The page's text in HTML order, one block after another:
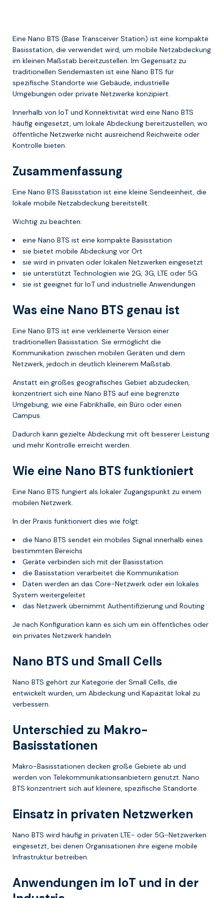
Eine Nano BTS (Base Transceiver Station) ist eine kompakte
Basisstation, die verwendet wird, um mobile Netzabdeckung
im kleinen Maßstab bereitzustellen. Im Gegensatz zu
traditionellen Sendemasten ist eine Nano BTS für
spezifische Standorte wie Gebäude, industrielle
Umgebungen oder private Netzwerke konzipiert.
Innerhalb von IoT und Konnektivität wird eine Nano BTS
häufig eingesetzt, um lokale Abdeckung bereitzustellen, wo
öffentliche Netzwerke nicht ausreichend Reichweite oder
Kontrolle bieten.
Zusammenfassung
Eine Nano BTS Basisstation ist eine kleine Sendeeinheit, die
lokale mobile Netzabdeckung bereitstellt.
Wichtig zu beachten:
eine Nano BTS ist eine kompakte Basisstation
sie bietet mobile Abdeckung vor Ort
sie wird in privaten oder lokalen Netzwerken eingesetzt
sie unterstützt Technologien wie 2G, 3G, LTE oder 5G
sie ist geeignet für IoT und industrielle Anwendungen
Was eine Nano BTS genau ist
Eine Nano BTS ist eine verkleinerte Version einer
traditionellen Basisstation. Sie ermöglicht die
Kommunikation zwischen mobilen Geräten und dem
Netzwerk, jedoch in deutlich kleinerem Maßstab.
Anstatt ein großes geografisches Gebiet abzudecken,
konzentriert sich eine Nano BTS auf eine begrenzte
Umgebung, wie eine Fabrikhalle, ein Büro oder einen
Campus.
Dadurch kann gezielte Abdeckung mit oft besserer Leistung
und mehr Kontrolle erreicht werden.
Wie eine Nano BTS funktioniert
Eine Nano BTS fungiert als lokaler Zugangspunkt zu einem
mobilen Netzwerk.
In der Praxis funktioniert dies wie folgt:
die Nano BTS sendet ein mobiles Signal innerhalb eines
bestimmten Bereichs
Geräte verbinden sich mit der Basisstation
die Basisstation verarbeitet die Kommunikation
Daten werden an das Core-Netzwerk oder ein lokales
System weitergeleitet
das Netzwerk übernimmt Authentifizierung und Routing
Je nach Konfiguration kann es sich um ein öffentliches oder
ein privates Netzwerk handeln.
Nano BTS und Small Cells
Nano BTS gehört zur Kategorie der Small Cells, die
entwickelt wurden, um Abdeckung und Kapazität lokal zu
verbessern.
Unterschied zu Makro-
Basisstationen
Makro-Basisstationen decken große Gebiete ab und
werden von Telekommunikationsanbietern genutzt. Nano
BTS konzentriert sich auf kleinere, spezifische Standorte.
Einsatz in privaten Netzwerken
Nano BTS wird häufig in privaten LTE- oder 5G-Netzwerken
eingesetzt, bei denen Organisationen ihre eigene mobile
Infrastruktur betreiben.
Anwendungen im IoT und in der